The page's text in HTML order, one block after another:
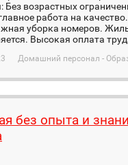
Без возрастных
работа на
уборка номеров.
Высокая оплата
Домашний персонал -
без опыта и